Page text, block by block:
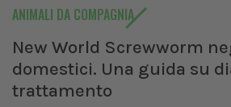
ANIMALI DA COMPAGNIA
New World Screwworm
domestici. Una guida su
trattamento